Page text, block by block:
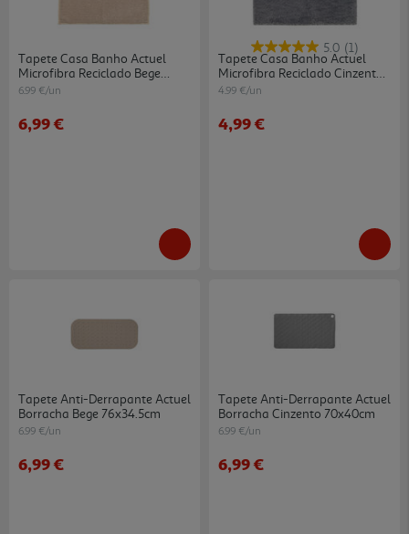
Tapete Casa Banho Actuel
Microfibra Reciclado Bege
50x70cm
6.99 €/un
6,99 €
5.0 (1)
Tapete Casa Banho Actuel
Microfibra Reciclado Cinzento
40x60cm
4.99 €/un
4,99 €
Tapete Anti-Derrapante Actuel
Borracha Bege 76x34.5cm
6.99 €/un
6,99 €
Tapete Anti-Derrapante Actuel
Borracha Cinzento 70x40cm
6.99 €/un
6,99 €